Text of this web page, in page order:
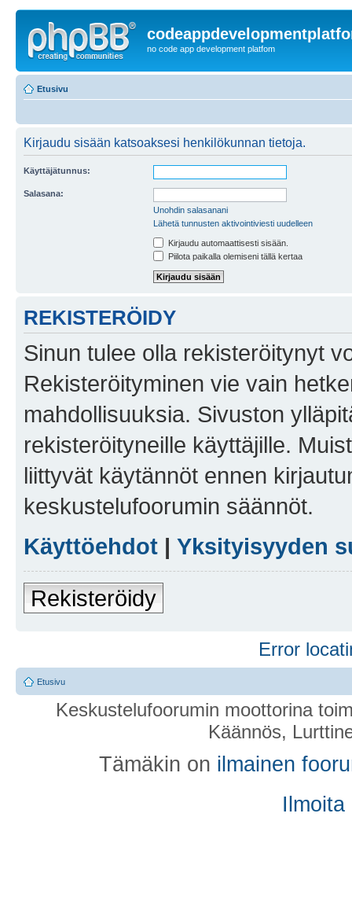
no code app development platfom
Etusivu
Kirjaudu sisään katsoaksesi henkilökunnan tietoja.
Käyttäjätunnus:
Salasana:
Unohdin salasanani
Lähetä tunnusten aktivointiviesti uudelleen
Kirjaudu automaattisesti sisään.
Piilota paikalla olemiseni tällä kertaa
REKISTERÖIDY
Sinun tulee olla rekisteröitynyt
Rekisteröityminen vie vain
mahdollisuuksia. Sivuston
rekisteröityneille käyttäjille.
liittyvät käytännöt ennen
keskustelufoorumin säännöt.
Käyttöehdot | Yksityisyyden
Rekisteröidy
Error
Etusivu
Keskustelufoorumin moottorina
Käännös,
Tämäkin on ilmainen